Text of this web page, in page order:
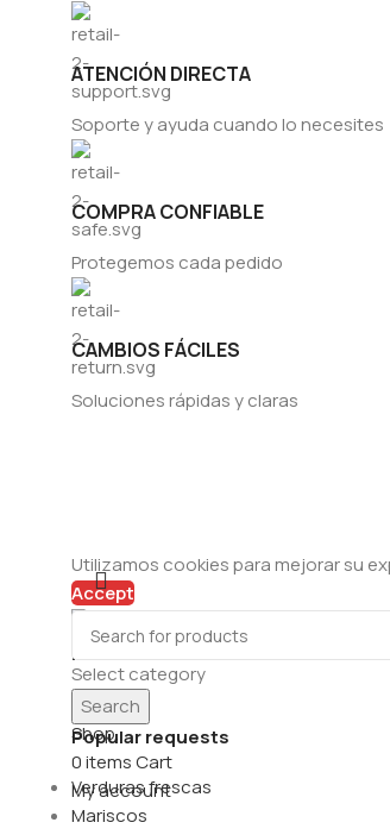
ATENCIÓN DIRECTA
Soporte y ayuda cuando lo necesites
COMPRA CONFIABLE
Protegemos cada pedido
CAMBIOS FÁCILES
Soluciones rápidas y claras
Select category
Search
Popular requests
Verduras frescas
Mariscos
Utilizamos cookies para mejorar su
Accept
NECTAR MANZANA/
Home
Shop
0itemsCart
My account